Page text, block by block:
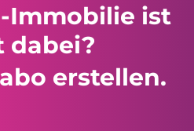
Immobilie ist
dabei?
erstellen.